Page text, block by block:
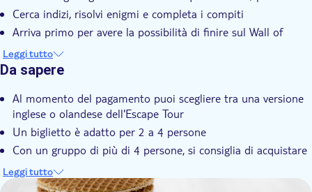
Cerca indizi, risolvi enigmi e completa i compiti
Arriva primo per avere la possibilità di finire sul Wall of
Fame!
Leggi tutto
Da sapere
Al momento del pagamento puoi scegliere tra una versione
inglese o olandese dell'Escape Tour
Un biglietto è adatto per 2 a 4 persone
Con un gruppo di più di 4 persone, si consiglia di acquistare
più di un biglietto e combattere l'uno contro l'altro
Non dimenticare di scaricare l'app prima dell'inizio del tour
Leggi tutto
DSA1Woltje's Backerij